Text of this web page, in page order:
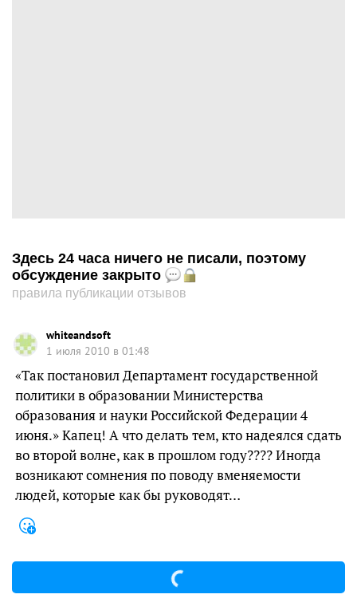
Здесь 24 часа ничего не писали, поэтому
обсуждение закрыто
правила публикации отзывов
whiteandsoft
1 июля 2010 в 01:48
«Так постановил Департамент государственной
политики в образовании Министерства
образования и науки Российской Федерации 4
июня.» Капец! А что делать тем, кто надеялся сдать
во второй волне, как в прошлом году???? Иногда
возникают сомнения по поводу вменяемости
людей, которые как бы руководят…